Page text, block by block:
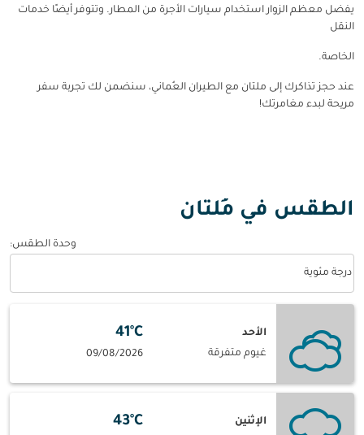
يفضل معظم الزوار استخدام سيارات الأجرة من المطار. وتتوفر أيضًا خدمات
النقل
الخاصة.
عند حجز تذاكرك إلى ملتان مع الطيران العُماني، سنضمن لك تجربة سفر
مريحة لبدء مغامرتك!
الطقس في مُلتان
وحدة الطقس:
درجة مئوية
الأحد
غيوم متفرقة
41°C
09/08/2026
الإثنين
43°C